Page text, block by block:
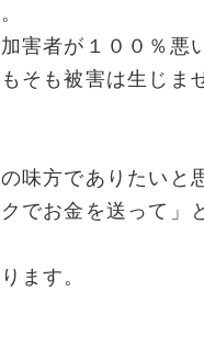
害者が１００％悪
そも被害は生じま
味方でありたいと
でお金を送って」
ます。